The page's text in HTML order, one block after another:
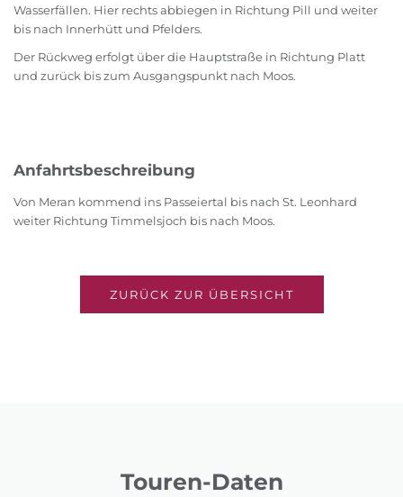
Wasserfällen. Hier rechts abbiegen in Richtung Pill und weiter
bis nach Innerhütt und Pfelders.
Der Rückweg erfolgt über die Hauptstraße in Richtung Platt
und zurück bis zum Ausgangspunkt nach Moos.
Anfahrtsbeschreibung
Von Meran kommend ins Passeiertal bis nach St. Leonhard
weiter Richtung Timmelsjoch bis nach Moos.
ZURÜCK ZUR ÜBERSICHT
Touren-Daten